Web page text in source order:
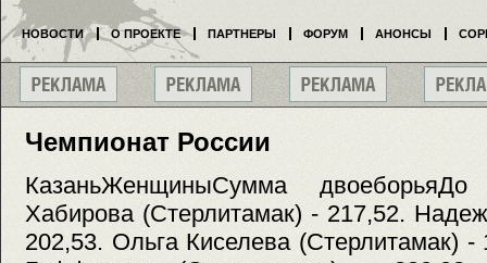
Чемпионат России
КазаньЖенщиныСумма
Хабирова (Стерлитамак) - 217,52.
202,53. Ольга Киселева (Стерлитамак) -
НОВОСТИ О ПРОЕКТЕ ПАРТНЕРЫ ФОРУМ АНОНСЫ